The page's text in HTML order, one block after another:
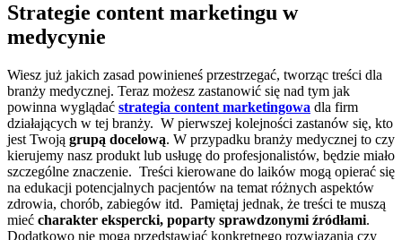
Strategie content marketingu w
medycynie
Wiesz już jakich zasad powinieneś przestrzegać, tworząc treści dla
branży medycznej. Teraz możesz zastanowić się nad tym jak
powinna wyglądać strategia content marketingowa dla firm
działających w tej branży. W pierwszej kolejności zastanów się, kto
jest Twoją grupą docelową. W przypadku branży medycznej to czy
kierujemy nasz produkt lub usługę do profesjonalistów, będzie miało
szczególne znaczenie. Treści kierowane do laików mogą opierać się
na edukacji potencjalnych pacjentów na temat różnych aspektów
zdrowia, chorób, zabiegów itd. Pamiętaj jednak, że treści te muszą
mieć charakter ekspercki, poparty sprawdzonymi źródłami.
Dodatkowo nie mogą przedstawiać konkretnego rozwiązania czy